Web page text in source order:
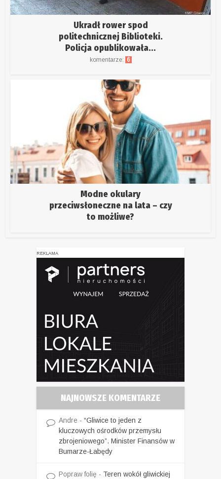
Ukradł rower spod
politechnicznej Biblioteki.
Policja opublikowała...
komentarze: 6
Modne okulary
przeciwsłoneczne na lata – czy
to możliwe?
REKLAMA
NAJNOWSZE KOMENTARZE
Andre - “Gliwice to jeden z
kluczowych ośrodków przemysłu
zbrojeniowego”. Minister Finansów w
Bumarze-Łabędy
Popraw folię - Teren wokół gliwickiej